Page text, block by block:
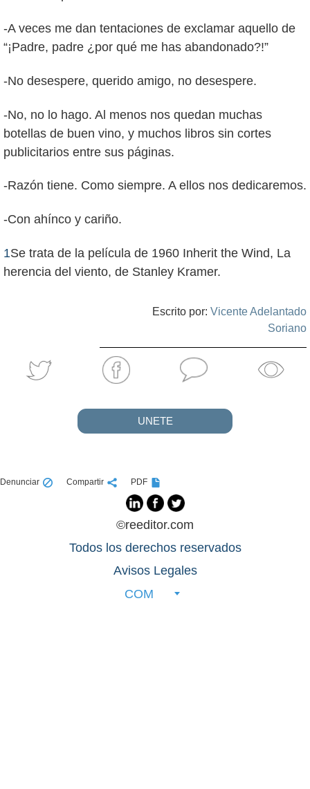
-A veces me dan tentaciones de exclamar aquello de
“¡Padre, padre ¿por qué me has abandonado?!”
-No desespere, querido amigo, no desespere.
-No, no lo hago. Al menos nos quedan muchas
botellas de buen vino, y muchos libros sin cortes
publicitarios entre sus páginas.
-Razón tiene. Como siempre. A ellos nos dedicaremos.
-Con ahínco y cariño.
1Se trata de la película de 1960 Inherit the Wind, La
herencia del viento, de Stanley Kramer.
Escrito por: Vicente Adelantado
Soriano
UNETE
Denunciar Compartir PDF
©reeditor.com
Todos los derechos reservados
Avisos Legales